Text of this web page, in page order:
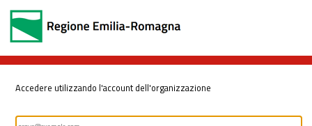
Accedere utilizzando l'account dell'organizzazione